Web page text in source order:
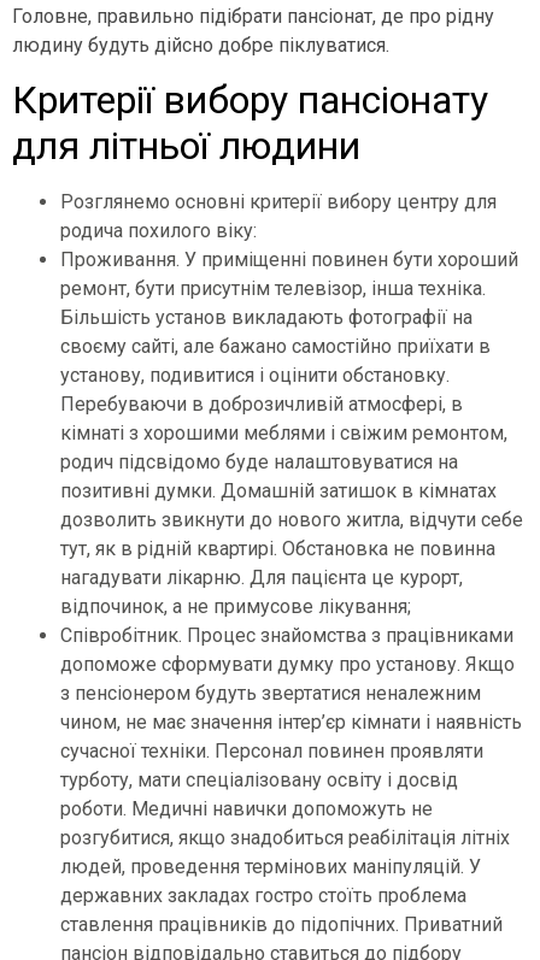
Головне, правильно підібрати пансіонат, де про рідну
людину будуть дійсно добре піклуватися.
Критерії вибору пансіонату
для літньої людини
Розглянемо основні критерії вибору центру для
родича похилого віку:
Проживання. У приміщенні повинен бути хороший
ремонт, бути присутнім телевізор, інша техніка.
Більшість установ викладають фотографії на
своєму сайті, але бажано самостійно приїхати в
установу, подивитися і оцінити обстановку.
Перебуваючи в доброзичливій атмосфері, в
кімнаті з хорошими меблями і свіжим ремонтом,
родич підсвідомо буде налаштовуватися на
позитивні думки. Домашній затишок в кімнатах
дозволить звикнути до нового житла, відчути себе
тут, як в рідній квартирі. Обстановка не повинна
нагадувати лікарню. Для пацієнта це курорт,
відпочинок, а не примусове лікування;
Співробітник. Процес знайомства з працівниками
допоможе сформувати думку про установу. Якщо
з пенсіонером будуть звертатися неналежним
чином, не має значення інтер’єр кімнати і наявність
сучасної техніки. Персонал повинен проявляти
турботу, мати спеціалізовану освіту і досвід
роботи. Медичні навички допоможуть не
розгубитися, якщо знадобиться реабілітація літніх
людей, проведення термінових маніпуляцій. У
державних закладах гостро стоїть проблема
ставлення працівників до підопічних. Приватний
пансіон відповідально ставиться до підбору